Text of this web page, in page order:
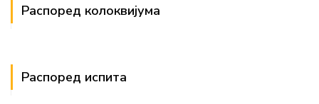
Распоред колоквијума
Распоред испита